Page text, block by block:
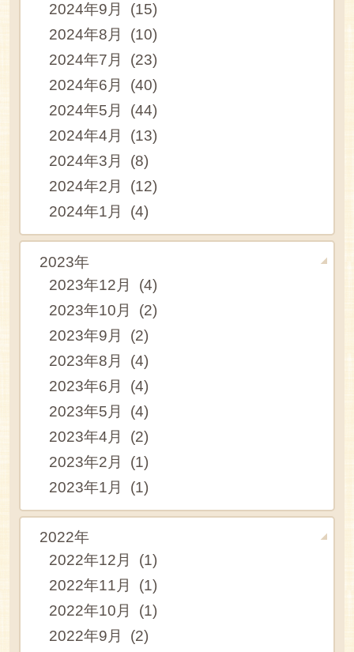
2024年9月 (15)
2024年8月 (10)
2024年7月 (23)
2024年6月 (40)
2024年5月 (44)
2024年4月 (13)
2024年3月 (8)
2024年2月 (12)
2024年1月 (4)
2023年
2023年12月 (4)
2023年10月 (2)
2023年9月 (2)
2023年8月 (4)
2023年6月 (4)
2023年5月 (4)
2023年4月 (2)
2023年2月 (1)
2023年1月 (1)
2022年
2022年12月 (1)
2022年11月 (1)
2022年10月 (1)
2022年9月 (2)